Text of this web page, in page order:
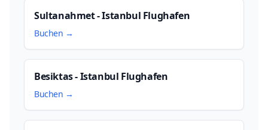
Sultanahmet - Istanbul Flughafen
Buchen →
Besiktas - Istanbul Flughafen
Buchen →